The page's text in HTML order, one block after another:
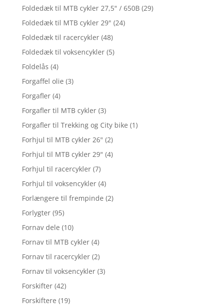
Foldedæk til MTB cykler 27,5" / 650B (29)
Foldedæk til MTB cykler 29" (24)
Foldedæk til racercykler (48)
Foldedæk til voksencykler (5)
Foldelås (4)
Forgaffel olie (3)
Forgafler (4)
Forgafler til MTB cykler (3)
Forgafler til Trekking og City bike (1)
Forhjul til MTB cykler 26" (2)
Forhjul til MTB cykler 29" (4)
Forhjul til racercykler (7)
Forhjul til voksencykler (4)
Forlængere til frempinde (2)
Forlygter (95)
Fornav dele (10)
Fornav til MTB cykler (4)
Fornav til racercykler (2)
Fornav til voksencykler (3)
Forskifter (42)
Forskiftere (19)